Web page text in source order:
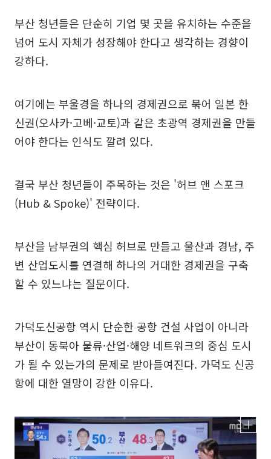
부산 청년들은 단순히 기업 몇 곳을 유치하는 수준을
넘어 도시 자체가 성장해야 한다고 생각하는 경향이
강하다.
여기에는 부울경을 하나의 경제권으로 묶어 일본 한
신권(오사카·고베·교토)과 같은 초광역 경제권을 만들
어야 한다는 인식도 깔려 있다.
결국 부산 청년들이 주목하는 것은 '허브 앤 스포크
(Hub & Spoke)' 전략이다.
부산을 남부권의 핵심 허브로 만들고 울산과 경남, 주
변 산업도시를 연결해 하나의 거대한 경제권을 구축
할 수 있느냐는 질문이다.
가덕도신공항 역시 단순한 공항 건설 사업이 아니라
부산이 동북아 물류·산업·해양 네트워크의 중심 도시
가 될 수 있는가의 문제로 받아들여진다. 가덕도 신공
항에 대한 열망이 강한 이유다.